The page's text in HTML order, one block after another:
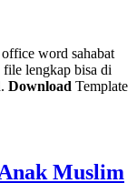
word sahabat
lengkap bisa di
Download Template
Muslim